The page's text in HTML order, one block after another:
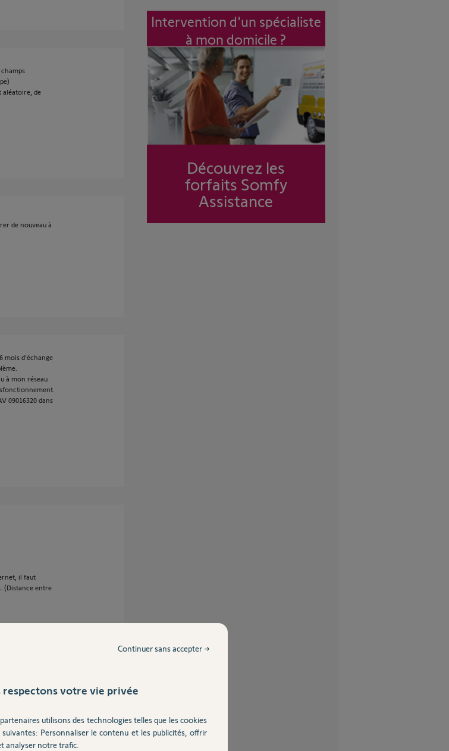
aléatoire, de
de nouveau à
mois d’échange
à mon réseau
09016320 dans
il faut
(Distance entre
en ADSL2.
6 Mesh AX3000
commande des
d'ondes à
Intervention d'un spécialiste
à mon domicile ?
Découvrez les
forfaits Somfy
Assistance
respectons votre vie privée
utilisons des technologies telles que les cookies
Personnaliser le contenu et les publicités, offrir
analyser notre trafic.
Continuer sans accepter →